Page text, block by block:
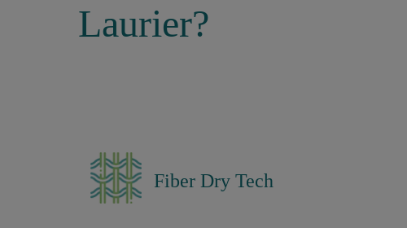
Laurier?
Fiber Dry Tech